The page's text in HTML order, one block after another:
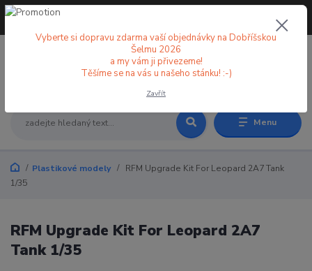
Menu
+420 773 998 582
Plastikové modely
RFM Upgrade Kit For Leopard 2A7 Tank
1/35
RFM Upgrade Kit For Leopard 2A7
Tank 1/35
Vyberte si dopravu zdarma vaší objednávky na Dobříšskou
Šelmu 2026
a my vám ji přivezeme!
Těšíme se na vás u našeho stánku! :-)
Zavřít